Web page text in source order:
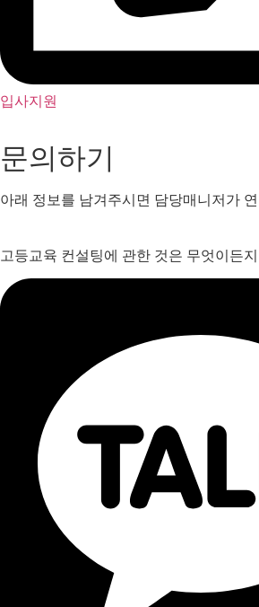
입사지원
문의하기
아래 정보를 남겨주시면 담당매니저가
고등교육 컨설팅에 관한 것은 무엇이든